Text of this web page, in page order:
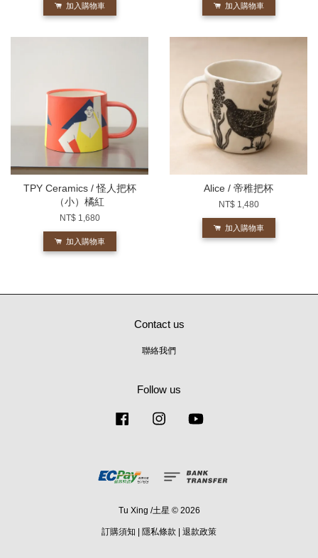
加入購物車 加入購物車
TPY Ceramics / 怪人把杯
（小）橘紅
NT$ 1,680
加入購物車
Alice / 帝稚把杯
NT$ 1,480
加入購物車
Contact us
聯絡我們
Follow us
Facebook Instagram
Tu Xing /土星 © 2026
訂購須知 | 隱私條款 | 退款政策